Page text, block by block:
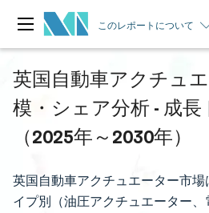
このレポートについて
英国自動車アクチュ
模・シェア分析 - 成
（2025年～2030年）
英国自動車アクチュエーター市
イプ別（油圧アクチュエーター、